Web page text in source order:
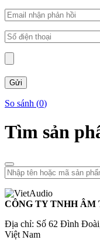
So sánh (0)
Tìm sản
CÔNG TY TNHH
Địa chỉ: Số 62 Đình
Việt Nam